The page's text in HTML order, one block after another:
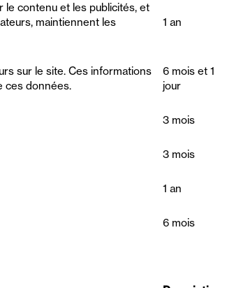
le contenu et les publicités, et
maintiennent les
1 an
sur le site. Ces informations
ces données.
6 mois et 1
jour
3 mois
3 mois
1 an
6 mois